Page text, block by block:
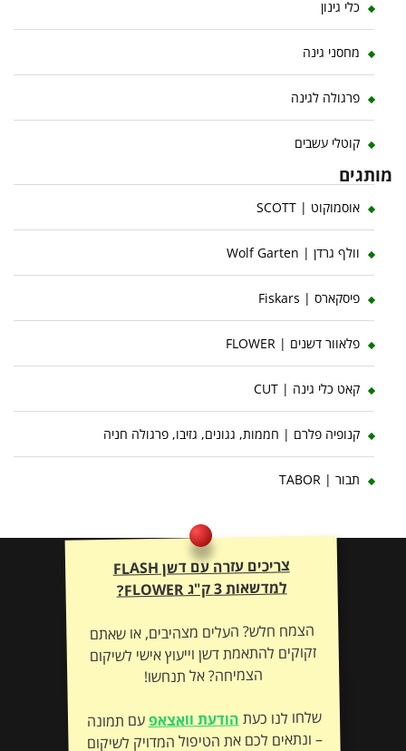
כלי גינון
מחסני גינה
פרגולה לגינה
קוטלי עשבים
מותגים
אוסמוקוט | SCOTT
וולף גרדן | Wolf Garten
פיסקארס | Fiskars
פלאוור דשנים | FLOWER
קאט כלי גינה | CUT
קנופיה פלרם | חממות, גגונים, גזיבו, פרגולה חניה
תבור | TABOR
צריכים עזרה עם דשן FLASH
למדשאות 3 ק"ג FLOWER?
הצמח חלש? העלים מצהיבים, או שאתם
זקוקים להתאמת דשן וייעוץ אישי לשיקום
הצמיחה? אל תנחשו!
שלחו לנו כעתהודעת וואצאפעם תמונה
– ונתאים לכם את הטיפול המדויק לשיקום